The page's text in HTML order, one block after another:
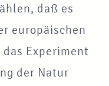
daß es
europäischen
Experiment
der Natur